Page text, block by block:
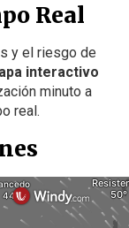
Real
y el riesgo de
interactivo
minuto a
real.